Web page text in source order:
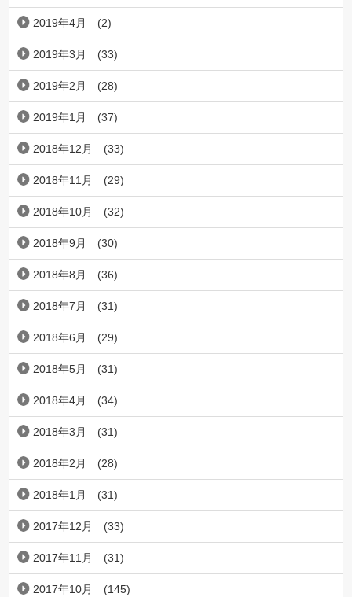
2019年4月 (2)
2019年3月 (33)
2019年2月 (28)
2019年1月 (37)
2018年12月 (33)
2018年11月 (29)
2018年10月 (32)
2018年9月 (30)
2018年8月 (36)
2018年7月 (31)
2018年6月 (29)
2018年5月 (31)
2018年4月 (34)
2018年3月 (31)
2018年2月 (28)
2018年1月 (31)
2017年12月 (33)
2017年11月 (31)
2017年10月 (145)